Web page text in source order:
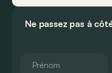
Ne passez pas à